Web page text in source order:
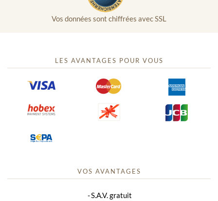
Vos données sont chiffrées avec SSL
LES AVANTAGES POUR VOUS
VOS AVANTAGES
S.A.V. gratuit